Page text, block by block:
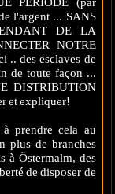
PÉRIODE (par
l'argent ... SANS
DE LA
NOTRE
.. des esclaves de
de toute façon ...
DISTRIBUTION
et expliquer!
à prendre cela au
plus de branches
à Östermalm, des
de disposer de